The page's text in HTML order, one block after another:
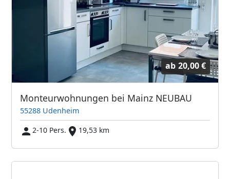
ab 20,00 €
Monteurwohnungen bei Mainz NEUBAU
55288 Udenheim
2-10 Pers.
19,53 km